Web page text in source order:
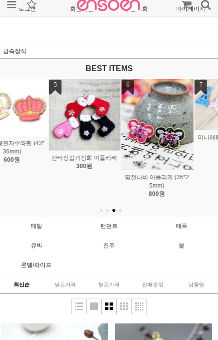
로그인 회원가입 주문조회 마이페이지
금속장식
BEST ITEMS
미니에펠탑 플라스틱 (12
*21mm)
8
다섯잎꽃호마이카 (18m
9
보라모자여인 명화까메오
(18*25mm)
850원
메탈 팬던트 에폭
큐빅 진주 볼
론델/파이프
최신순 낮은가격 높은가격 판매순위 상품명